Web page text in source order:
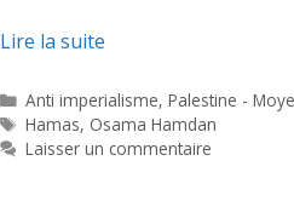
Lire la suite
Catégories
Anti imperialisme,Palestine -
Étiquettes
Hamas, Osama Hamdan
Laisser un commentaire